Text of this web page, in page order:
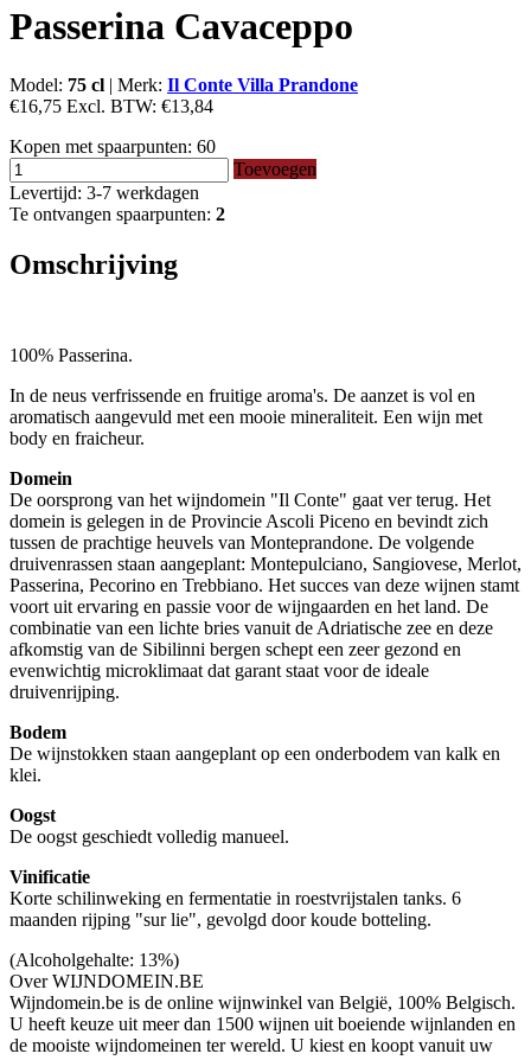
Passerina Cavaceppo
Model: 75 cl | Merk: Il Conte Villa Prandone
€16,75 Excl. BTW: €13,84
Kopen met spaarpunten: 60
Toevoegen
Levertijd: 3-7 werkdagen
Te ontvangen spaarpunten: 2
Omschrijving
100% Passerina.
In de neus verfrissende en fruitige aroma's. De aanzet is vol en
aromatisch aangevuld met een mooie mineraliteit. Een wijn met
body en fraicheur.
Domein
De oorsprong van het wijndomein "Il Conte" gaat ver terug. Het
domein is gelegen in de Provincie Ascoli Piceno en bevindt zich
tussen de prachtige heuvels van Monteprandone. De volgende
druivenrassen staan aangeplant: Montepulciano, Sangiovese, Merlot,
Passerina, Pecorino en Trebbiano. Het succes van deze wijnen stamt
voort uit ervaring en passie voor de wijngaarden en het land. De
combinatie van een lichte bries vanuit de Adriatische zee en deze
afkomstig van de Sibilinni bergen schept een zeer gezond en
evenwichtig microklimaat dat garant staat voor de ideale
druivenrijping.
Bodem
De wijnstokken staan aangeplant op een onderbodem van kalk en
klei.
Oogst
De oogst geschiedt volledig manueel.
Vinificatie
Korte schilinweking en fermentatie in roestvrijstalen tanks. 6
maanden rijping "sur lie", gevolgd door koude botteling.
(Alcoholgehalte: 13%)
Over WIJNDOMEIN.BE
Wijndomein.be is de online wijnwinkel van België, 100% Belgisch.
U heeft keuze uit meer dan 1500 wijnen uit boeiende wijnlanden en
de mooiste wijndomeinen ter wereld. U kiest en koopt vanuit uw